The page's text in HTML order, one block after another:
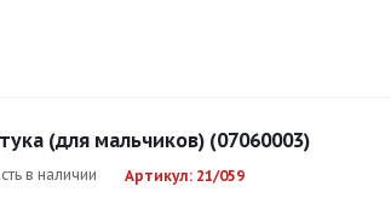
(для мальчиков) (07060003)
в наличии Артикул: 21/059